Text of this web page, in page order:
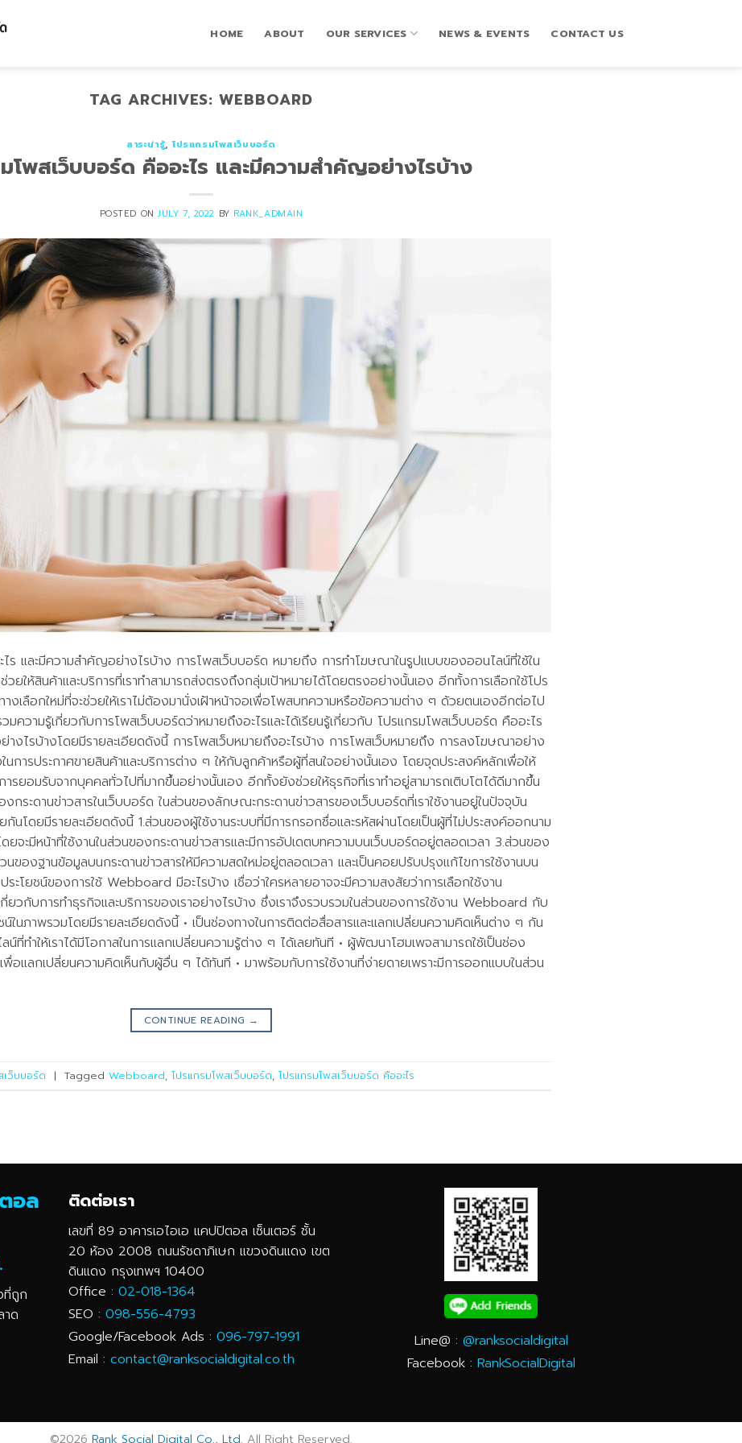
HOME ABOUT OUR SERVICES NEWS & EVENTS CONTACT US
TAG ARCHIVES:WEBBOARD
สาระน่ารู้,โปรแกรมโพสเว็บบอร์ด
โพสเว็บบอร์ด คืออะไร และมีความสำคัญอย่างไรบ้าง
POSTED ONJULY 7, 2022 BY RANK_ADMAIN
ร และมีความสำคัญอย่างไรบ้าง การโพสเว็บบอร์ด หมายถึง การทำโฆษณาในรูปแบบของออนไลน์ที่ใช้ใน
ยให้สินค้าและบริการที่เราทำสามารถส่งตรงถึงกลุ่มเป้าหมายได้โดยตรงอย่างนั้นเอง อีกทั้งการเลือกใช้โปร
งเลือกใหม่ที่จะช่วยให้เราไม่ต้องมานั่งเฝ้าหน้าจอเพื่อโพสบทความหรือข้อความต่าง ๆ ด้วยตนเองอีกต่อไป
มความรู้เกี่ยวกับการโพสเว็บบอร์ดว่าหมายถึงอะไรและได้เรียนรู้เกี่ยวกับ โปรแกรมโพสเว็บบอร์ด คืออะไร
างไรบ้างโดยมีรายละเอียดดังนี้ การโพสเว็บหมายถึงอะไรบ้าง การโพสเว็บหมายถึง การลงโฆษณาอย่าง
นการประกาศขายสินค้าและบริการต่าง ๆ ให้กับลูกค้าหรือผู้ที่สนใจอย่างนั้นเอง โดยจุดประสงค์หลักเพื่อให้
ารยอมรับจากบุคคลทั่วไปที่มากขึ้นอย่างนั้นเอง อีกทั้งยังช่วยให้ธุรกิจที่เราทำอยู่สามารถเติบโตได้ดีมากขึ้น
กระดานข่าวสารในเว็บบอร์ด ในส่วนของลักษณะกระดานข่าวสารของเว็บบอร์ดที่เราใช้งานอยู่ในปัจจุบัน
นโดยมีรายละเอียดดังนี้ 1.ส่วนของผู้ใช้งานระบบที่มีการกรอกชื่อและรหัสผ่านโดยเป็นผู้ที่ไม่ประสงค์ออกนาม
จะมีหน้าที่ใช้งานในส่วนของกระดานข่าวสารและมีการอัปเดตบทความบนเว็บบอร์ดอยู่ตลอดเวลา 3.ส่วนของ
นของฐานข้อมูลบนกระดานข่าวสารให้มีความสดใหม่อยู่ตลอดเวลา และเป็นคอยปรับปรุงแก้ไขการใช้งานบน
ะโยชน์ของการใช้ Webboard มีอะไรบ้าง เชื่อว่าใครหลายอาจจะมีความสงสัยว่าการเลือกใช้งาน
วกับการทำธุรกิจและบริการของเราอย่างไรบ้าง ซึ่งเราจึงรวบรวมในส่วนของการใช้งาน Webboard กับ
ในภาพรวมโดยมีรายละเอียดดังนี้ • เป็นช่องทางในการติดต่อสื่อสารและแลกเปลี่ยนความคิดเห็นต่าง ๆ กัน
น์ที่ทำให้เราได้มีโอกาสในการแลกเปลี่ยนความรู้ต่าง ๆ ได้เลยทันที • ผู้พัฒนาโฮมเพจสามารถใช้เป็นช่อง
พื่อแลกเปลี่ยนความคิดเห็นกับผู้อื่น ๆ ได้ทันที • มาพร้อมกับการใช้งานที่ง่ายดายเพราะมีการออกแบบในส่วน
CONTINUE READING →
เว็บบอร์ด | Tagged Webboard, โปรแกรมโพสเว็บบอร์ด, โปรแกรมโพสเว็บบอร์ด คืออะไร
อล
ที่ถูก
าด
ติดต่อเรา
เลขที่ 89 อาคารเอไอเอ แคปปิตอล เซ็นเตอร์ ชั้น
20 ห้อง 2008 ถนนรัชดาภิเษก แขวงดินแดง เขต
ดินแดง กรุงเทพฯ 10400
Office : 02-018-1364
SEO : 098-556-4793
Google/Facebook Ads : 096-797-1991
Email : contact@ranksocialdigital.co.th
Line@ : @ranksocialdigital
Facebook : RankSocialDigital
©2026 Rank Social Digital Co., Ltd. All Right Reserved.